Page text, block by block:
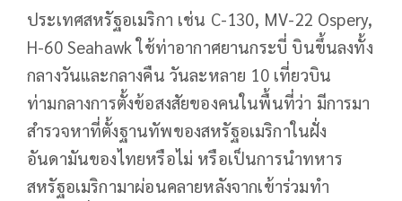
ประเทศสหรัฐอเมริกา เช่น C-130, MV-22 Ospery,
H-60 Seahawk ใช้ท่าอากาศยานกระบี่ บินขึ้นลงทั้ง
กลางวันและกลางคืน วันละหลาย 10 เที่ยวบิน
ท่ามกลางการตั้งข้อสงสัยของคนในพื้นที่ว่า มีการมา
สำรวจหาที่ตั้งฐานทัพของสหรัฐอเมริกาในฝั่ง
อันดามันของไทยหรือไม่ หรือเป็นการนำทหาร
สหรัฐอเมริกามาผ่อนคลายหลังจากเข้าร่วมทำ